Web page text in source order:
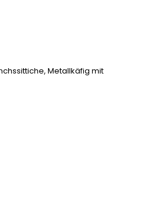
Metallkäfig mit